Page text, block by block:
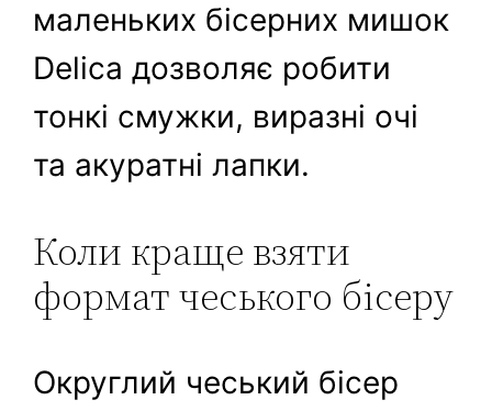
маленьких бісерних мишок
Delica дозволяє робити
тонкі смужки, виразні очі
та акуратні лапки.
Коли краще взяти
формат чеського бісеру
Округлий чеський бісер